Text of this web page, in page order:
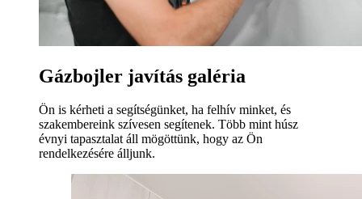
Gázbojler javítás galéria
Ön is kérheti a segítségünket, ha felhív minket, és
szakembereink szívesen segítenek. Több mint húsz
évnyi tapasztalat áll mögöttünk, hogy az Ön
rendelkezésére álljunk.